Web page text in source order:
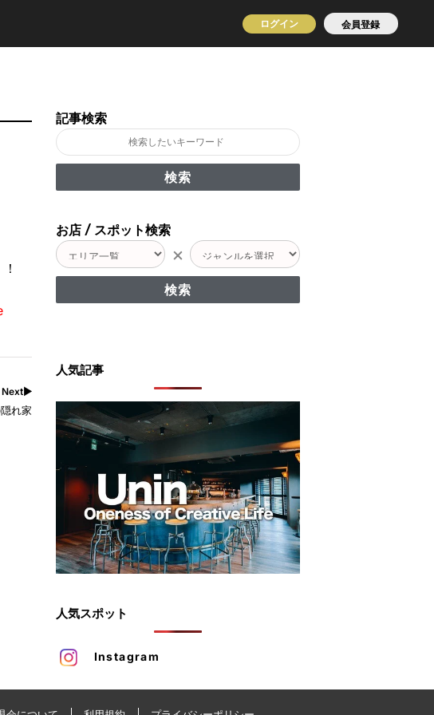
ログイン 会員登録
Next▶︎
れ家
記事検索
お店 / スポット検索
×
人気記事
人気スポット
Instagram